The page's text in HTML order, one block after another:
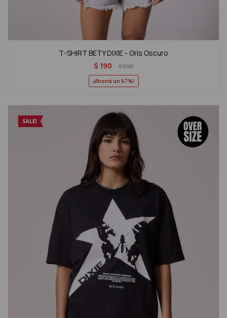
T-SHIRT BETY DIXIE - Gris Oscuro
$ 190 $590
67